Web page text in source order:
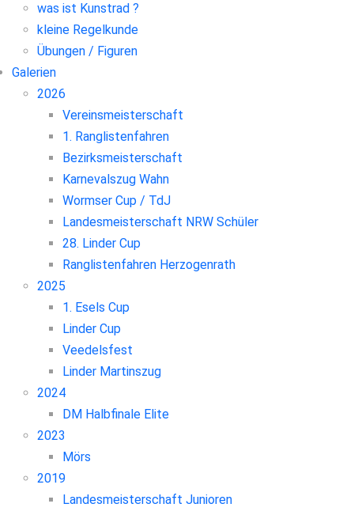
was ist Kunstrad ?
kleine Regelkunde
Übungen / Figuren
Galerien
2026
Vereinsmeisterschaft
1. Ranglistenfahren
Bezirksmeisterschaft
Karnevalszug Wahn
Wormser Cup / TdJ
Landesmeisterschaft NRW Schüler
28. Linder Cup
Ranglistenfahren Herzogenrath
2025
1. Esels Cup
Linder Cup
Veedelsfest
Linder Martinszug
2024
DM Halbfinale Elite
2023
Mörs
2019
Landesmeisterschaft Junioren